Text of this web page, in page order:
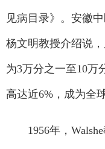
见病目录》。安徽
杨文明教授介绍说
为3万分之一至10万
高达近6%，成为全
1956年，Walshe